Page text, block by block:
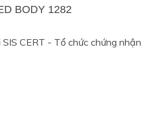
BODY 1282
CERT - Tổ chức chứng nhận